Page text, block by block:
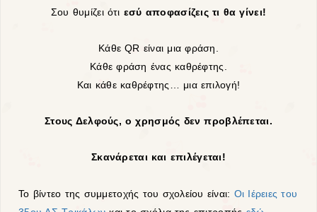
Σου θυμίζει ότι εσύ αποφασίζεις τι θα γίνει!
Κάθε QR είναι μια φράση.
Κάθε φράση ένας καθρέφτης.
Και κάθε καθρέφτης… μια επιλογή!
Στους Δελφούς, ο χρησμός δεν προβλέπεται.
Σκανάρεται και επιλέγεται!
Το βίντεο της συμμετοχής του σχολείου είναι: Οι Ιέρειες του